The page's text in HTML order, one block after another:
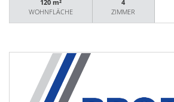
120 m²
WOHNFLÄCHE
4
ZIMMER